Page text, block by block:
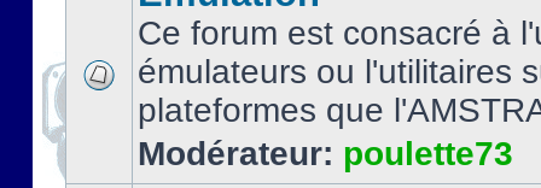
Ce forum est consacré à
émulateurs ou l'utilitaires
plateformes que
Modérateur: poulette73